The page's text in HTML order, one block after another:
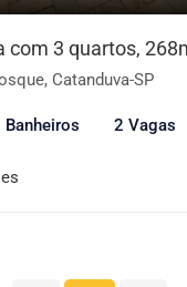
com 3 quartos,
Catanduva-SP
Banheiros 2 Vagas